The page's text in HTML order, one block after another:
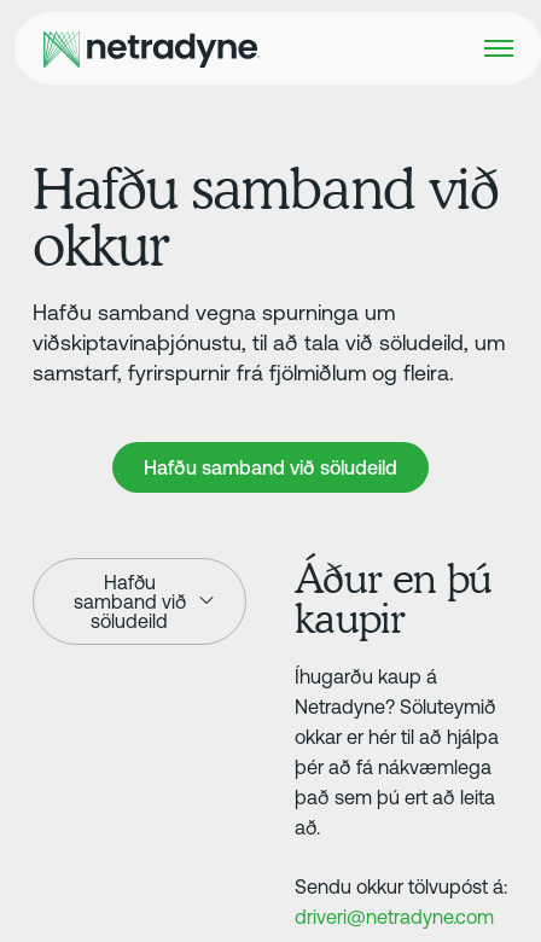
Hafðu samband við
okkur
Hafðu samband vegna spurninga um
viðskiptavinaþjónustu, til að tala við söludeild, um
samstarf, fyrirspurnir frá fjölmiðlum og fleira.
Hafðu samband við söludeild
Hafðu samband við söludeild
Hafðu
samband við
söludeild
Áður en þú
kaupir
Íhugarðu kaup á
Netradyne? Söluteymið
okkar er hér til að hjálpa
þér að fá nákvæmlega
það sem þú ert að leita
að.
Sendu okkur tölvupóst á:
driveri@netradyne.com